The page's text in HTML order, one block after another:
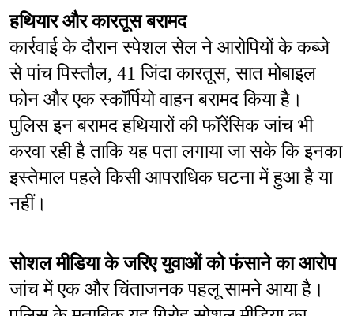
हथियार और कारतूस बरामद
कार्रवाई के दौरान स्पेशल सेल ने आरोपियों के कब्जे
से पांच पिस्तौल, 41 जिंदा कारतूस, सात मोबाइल
फोन और एक स्कॉर्पियो वाहन बरामद किया है।
पुलिस इन बरामद हथियारों की फॉरेंसिक जांच भी
करवा रही है ताकि यह पता लगाया जा सके कि इनका
इस्तेमाल पहले किसी आपराधिक घटना में हुआ है या
नहीं।
सोशल मीडिया के जरिए युवाओं को फंसाने का आरोप
जांच में एक और चिंताजनक पहलू सामने आया है।